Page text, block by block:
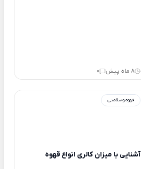
8 ماه پیش 0
قهوه و سلامتی
آشنایی با میزان کالری انواع قهوه